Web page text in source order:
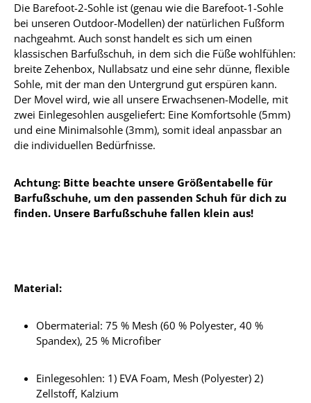
Die Barefoot-2-Sohle ist (genau wie die Barefoot-1-Sohle
bei unseren Outdoor-Modellen) der natürlichen Fußform
nachgeahmt. Auch sonst handelt es sich um einen
klassischen Barfußschuh, in dem sich die Füße wohlfühlen:
breite Zehenbox, Nullabsatz und eine sehr dünne, flexible
Sohle, mit der man den Untergrund gut erspüren kann.
Der Movel wird, wie all unsere Erwachsenen-Modelle, mit
zwei Einlegesohlen ausgeliefert: Eine Komfortsohle (5mm)
und eine Minimalsohle (3mm), somit ideal anpassbar an
die individuellen Bedürfnisse.
Achtung: Bitte beachte unsere Größentabelle für
Barfußschuhe, um den passenden Schuh für dich zu
finden. Unsere Barfußschuhe fallen klein aus!
Material:
Obermaterial: 75 % Mesh (60 % Polyester, 40 %
Spandex), 25 % Microfiber
Einlegesohlen: 1) EVA Foam, Mesh (Polyester) 2)
Zellstoff, Kalzium